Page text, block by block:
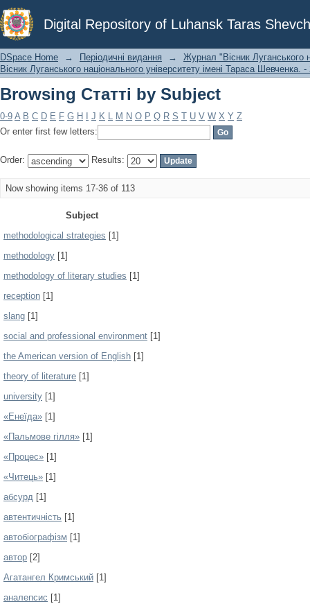
Digital Repository of Luhansk Taras
Browsing Статті by Subject
DSpace Home → Періодичні видання →
Журнал "Вісник Луганського
Вісник Луганського національного університету імені Тараса
Browsing Статті by Subject
0-9 A B C D E F G H J K L M N O P Q R S T U V W X Y Z
Or enter first few letters:
Order: Results:
Now showing items 17-36 of 113
Subject
methodological strategies [1]
methodology [1]
methodology of literary studies [1]
reception [1]
slang [1]
social and professional environment [1]
the American version of English [1]
theory of literature [1]
university [1]
«Енеїда» [1]
«Пальмове гілля» [1]
«Процес» [1]
«Читець» [1]
абсурд [1]
автентичність [1]
автобіографізм [1]
автор [2]
Агатангел Кримський [1]
аналепсис [1]